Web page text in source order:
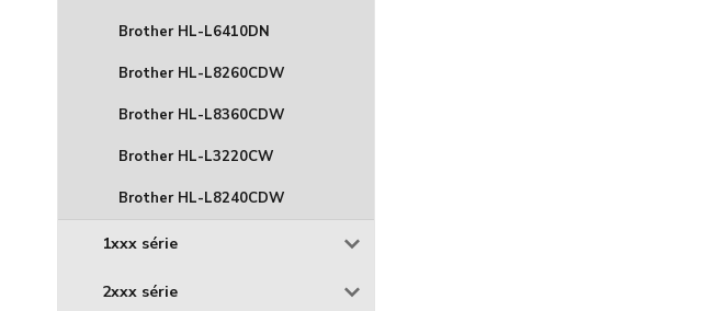
Brother HL-L6410DN
Brother HL-L8260CDW
Brother HL-L8360CDW
Brother HL-L3220CW
Brother HL-L8240CDW
1xxx série
2xxx série